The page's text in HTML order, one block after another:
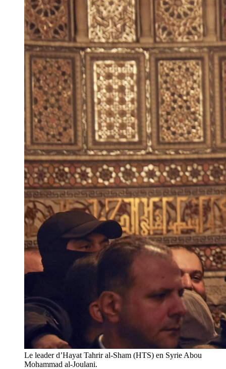
Le leader d’Hayat Tahrir al-Sham (HTS) en Syrie Abou
Mohammad al-Joulani.